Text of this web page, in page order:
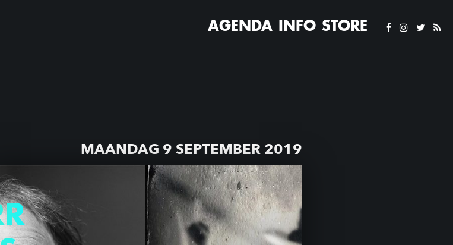
AGENDA INFO STORE
MAANDAG 9 SEPTEMBER 2019